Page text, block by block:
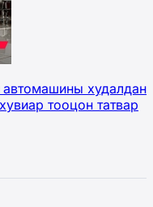
худалдан
тооцон татвар